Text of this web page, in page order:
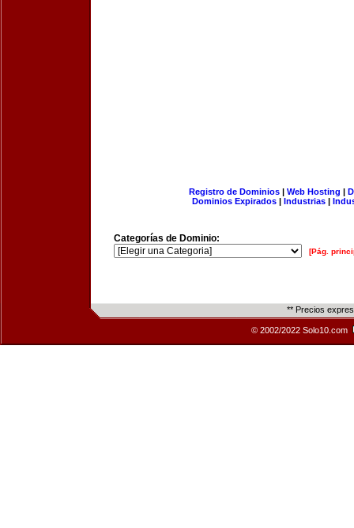
Registro de Dominios| Web Hosting |
Dominios Expirados | Industrias |
Categorías de Dominio:
[Pág.
** Precios
© 2002/2022 Solo10.com